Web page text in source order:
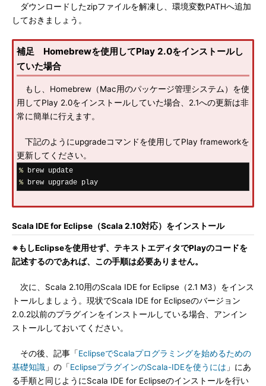
ダウンロードしたzipファイルを解凍し、環境変数PATHへ追加
しておきましょう。
補足 Homebrewを使用してPlay 2.0をインストールし
ていた場合
もし、Homebrew（Mac用のパッケージ管理システム）を使
用してPlay 2.0をインストールしていた場合、2.1への更新は非
常に簡単に行えます。
下記のようにupgradeコマンドを使用してPlay frameworkを
更新してください。
%
% brew upgrade play
Scala IDE for Eclipse（Scala 2.10対応）をインストール
※もしEclipseを使用せず、テキストエディタでPlayのコードを
記述するのであれば、この手順は必要ありません。
次に、Scala 2.10用のScala IDE for Eclipse（2.1 M3）をインス
トールしましょう。現状でScala IDE for Eclipseのバージョン
2.0.2以前のプラグインをインストールしている場合、アンイン
ストールしておいてください。
その後、記事「EclipseでScalaプログラミングを始めるための
基礎知識 」の「EclipseプラグインのScala-IDEを使うには 」にあ
る手順と同じようにScala IDE for Eclipseのインストールを行い